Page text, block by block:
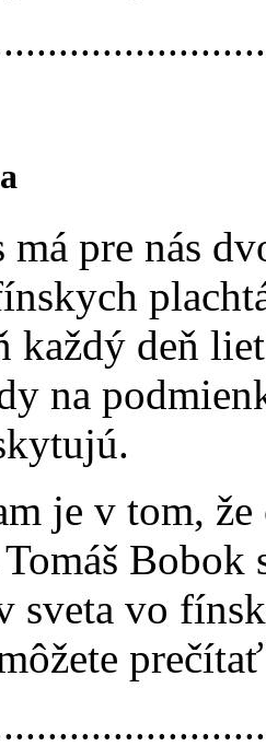
má pre nás
každý deň
na
je v tom,
sveta vo